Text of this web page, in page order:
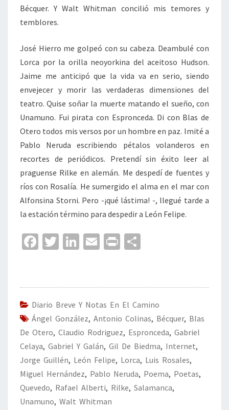
Bécquer. Y Walt Whitman concilió mis temores y
temblores.
José Hierro me golpeó con su cabeza. Deambulé con
Lorca por la orilla neoyorkina del aceitoso Hudson.
Jaime me anticipó que la vida va en serio, siendo
envejecer y morir las verdaderas dimensiones del
teatro. Quise soñar la muerte matando el sueño, con
Unamuno. Fui pirata con Espronceda. Di con Blas de
Otero todos mis versos por un hombre en paz. Imité a
Pablo Neruda escribiendo pétalos volanderos en
recortes de periódicos. Pretendí sin éxito leer al
praguense Rilke en alemán. Me despedí de fuentes y
ríos con Rosalía. He sumergido el alma en el mar con
Alfonsina Storni. Pero -¡qué lástima! -, llegué tarde a
la estación término para despedir a León Felipe.
Fa
o
o
k
T
er
Li
dI
n
E
l
Pr
p
ar
tir
Diario Breve Y Notas En El Camino
Ángel González, Antonio Colinas, Bécquer, Blas
De Otero, Claudio Rodriguez, Espronceda, Gabriel
Celaya, Gabriel Y Galán, Gil De Biedma, Internet,
Jorge Guillén, León Felipe, Lorca, Luis Rosales,
Miguel Hernández, Pablo Neruda, Poema, Poetas,
Quevedo, Rafael Alberti, Rilke, Salamanca,
Unamuno, Walt Whitman